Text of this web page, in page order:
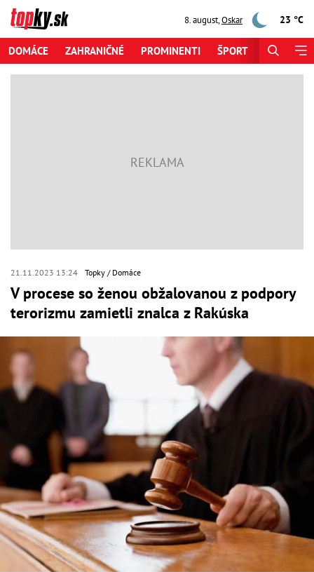
8. august,Oskar 23 °C
DOMÁCE ZAHRANIČNÉ PROMINENTI ŠPORT
21.11.2023 13:24 Topky Domáce
V procese so ženou obžalovanou z podpory
terorizmu zamietli znalca z Rakúska